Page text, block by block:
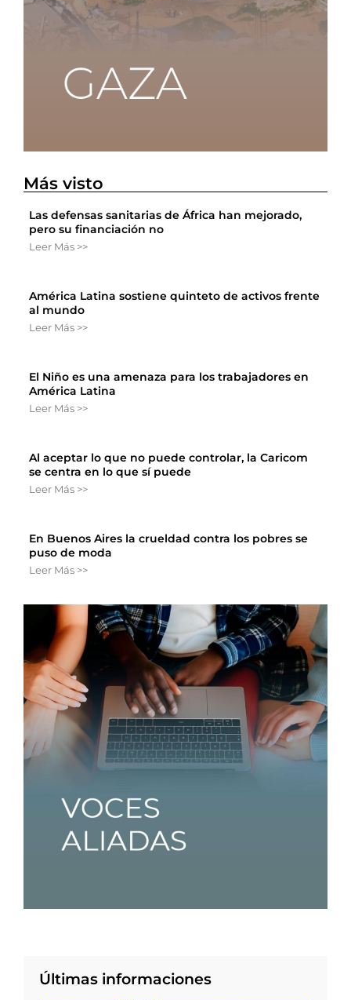
Más visto
Las defensas sanitarias de África han mejorado,
pero su financiación no
Leer Más >>
América Latina sostiene quinteto de activos frente
al mundo
Leer Más >>
El Niño es una amenaza para los trabajadores en
América Latina
Leer Más >>
Al aceptar lo que no puede controlar, la Caricom
se centra en lo que sí puede
Leer Más >>
En Buenos Aires la crueldad contra los pobres se
puso de moda
Leer Más >>
Últimas informaciones